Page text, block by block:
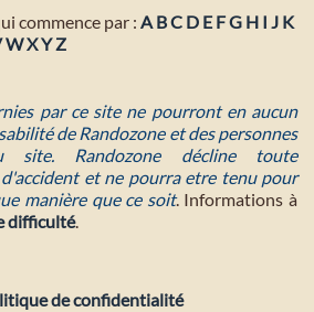
commence par : A BC D E FG H I J K
WXYZ
par ce site ne pourront en aucun
de Randozone et des personnes
site. Randozone décline toute
et ne pourra etre tenu pour
manière que ce soit. Informations à
difficulté.
de confidentialité